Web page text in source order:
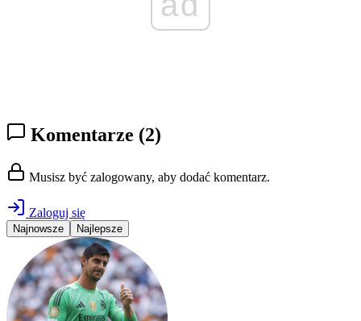
Komentarze (2)
Musisz być zalogowany, aby dodać komentarz.
Zaloguj się
Najnowsze Najlepsze